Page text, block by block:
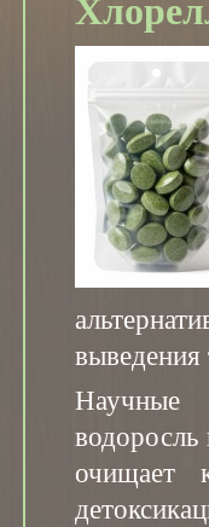
Научные
очищает